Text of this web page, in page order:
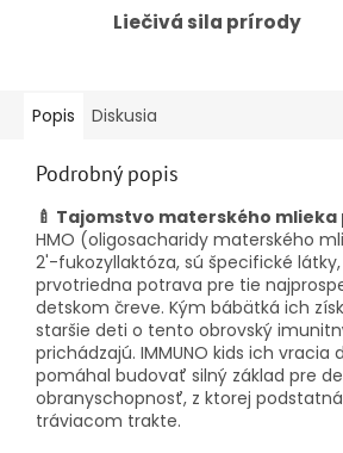
Liečivá sila prírody
Popis Diskusia
Podrobný popis
🍼 Tajomstvo materského
HMO (oligosacharidy materského
2'-fukozyllaktóza, sú špecifické
prvotriedna potrava pre tie
detskom čreve. Kým bábätká ich
staršie deti o tento obrovský
prichádzajú. IMMUNO kids ich vracia
pomáhal budovať silný základ pre
obranyschopnosť, z ktorej
tráviacom trakte.